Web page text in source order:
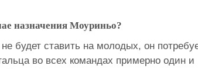
назначения Моуриньо?
будет ставить на молодых, он
во всех командах примерно один и